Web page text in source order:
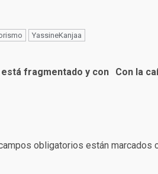
YassineKanjaa
fragmentado y con
Con la
obligatorios están marcados